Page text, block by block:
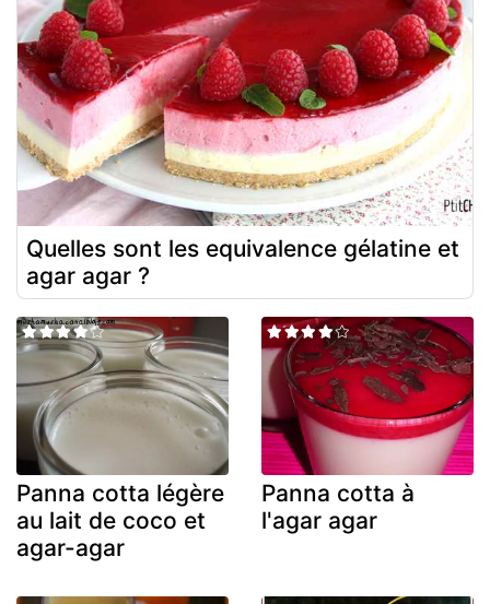
Quelles sont les equivalence gélatine et
agar agar ?
Panna cotta légère
au lait de coco et
agar-agar
Panna cotta à
l'agar agar